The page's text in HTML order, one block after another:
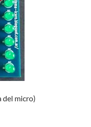
del micro)